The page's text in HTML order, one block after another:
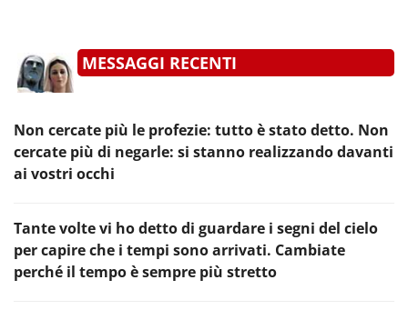
MESSAGGI RECENTI
Non cercate più le profezie: tutto è stato detto. Non
cercate più di negarle: si stanno realizzando davanti
ai vostri occhi
Tante volte vi ho detto di guardare i segni del cielo
per capire che i tempi sono arrivati. Cambiate
perché il tempo è sempre più stretto